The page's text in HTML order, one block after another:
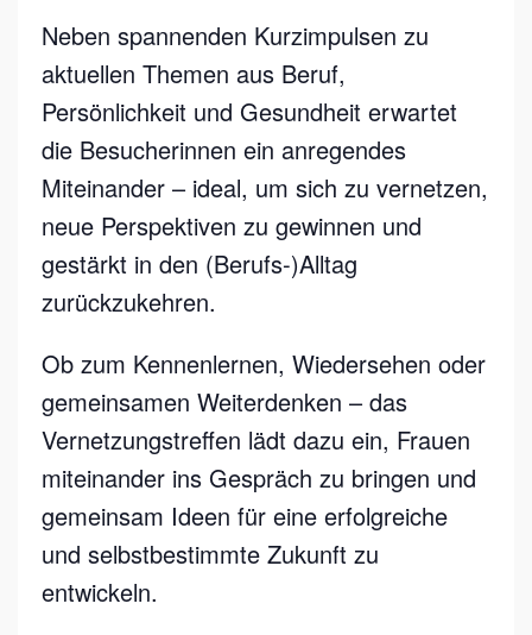
F
F
E
N
Neben spannenden Kurzimpulsen zu
aktuellen Themen aus Beruf,
Persönlichkeit und Gesundheit erwartet
die Besucherinnen ein anregendes
Miteinander – ideal, um sich zu vernetzen,
neue Perspektiven zu gewinnen und
gestärkt in den (Berufs-)Alltag
zurückzukehren.
Ob zum Kennenlernen, Wiedersehen oder
gemeinsamen Weiterdenken – das
Vernetzungstreffen lädt dazu ein, Frauen
miteinander ins Gespräch zu bringen und
gemeinsam Ideen für eine erfolgreiche
und selbstbestimmte Zukunft zu
entwickeln.